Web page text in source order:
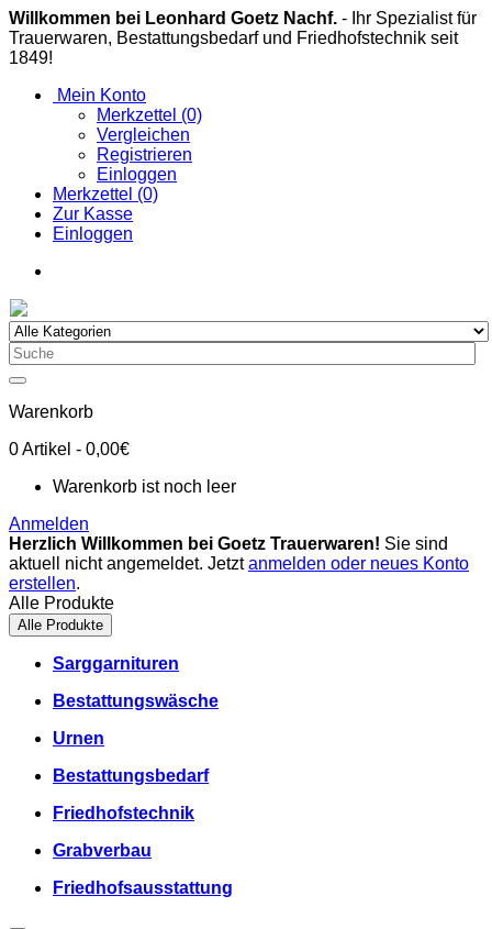
Willkommen bei Leonhard Goetz Nachf. - Ihr Spezialist für
Trauerwaren, Bestattungsbedarf und Friedhofstechnik seit
1849!
Mein Konto
Merkzettel (0)
Vergleichen
Registrieren
Einloggen
Merkzettel (0)
Zur Kasse
Einloggen
Warenkorb
0Artikel - 0,00€
Warenkorb ist noch leer
Anmelden
Herzlich Willkommen bei Goetz Trauerwaren! Sie sind
aktuell nicht angemeldet. Jetztanmelden oder neues Konto
erstellen.
Alle Produkte
Alle Produkte
Sarggarnituren
Bestattungswäsche
Urnen
Bestattungsbedarf
Friedhofstechnik
Grabverbau
Friedhofsausstattung